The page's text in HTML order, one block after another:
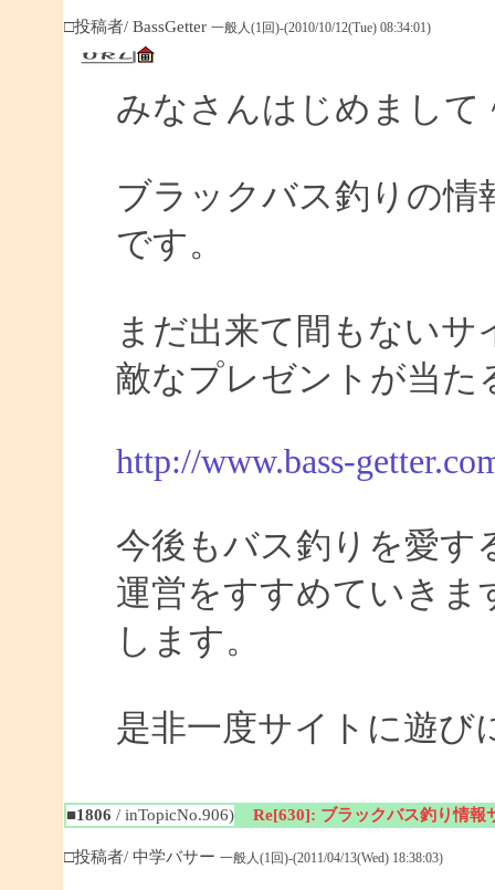
□投稿者/ BassGetter 一般人(1回)-(2010/10/12(Tue) 08:34:01)
みなさんはじめまして
ブラックバス釣りの情
です。
まだ出来て間もないサ
敵なプレゼントが当た
http://www.bass-
今後もバス釣りを愛す
運営をすすめていきま
します。
是非一度サイトに遊び
■1806 / inTopicNo.906) Re[630]: ブラックバス釣り情報
□投稿者/ 中学バサー 一般人(1回)-(2011/04/13(Wed) 18:38:03)